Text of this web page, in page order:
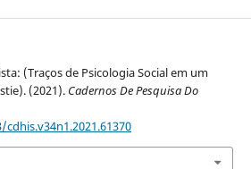
(Traços de Psicologia Social em um
(2021). Cadernos De Pesquisa Do